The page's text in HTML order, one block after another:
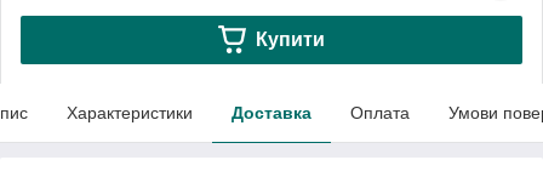
Купити
Характеристики Доставка Оплата Умови